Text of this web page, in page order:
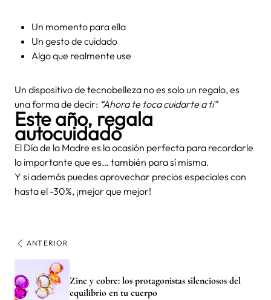
Un momento para ella
Un gesto de cuidado
Algo que realmente use
Un dispositivo de tecnobelleza no es solo un regalo, es
una forma de decir: “Ahora te toca cuidarte a ti”
Este año, regala
autocuidado
El Día de la Madre es la ocasión perfecta para recordarle
lo importante que es… también para sí misma.
Y si además puedes aprovechar precios especiales con
hasta el -30%, ¡mejor que mejor!
ANTERIOR
Zinc y cobre: los protagonistas silenciosos del
equilibrio en tu cuerpo